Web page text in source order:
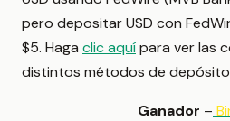
pero depositar USD con
$5. Haga clic aquípara ver las
distintos métodos de
Ganador –